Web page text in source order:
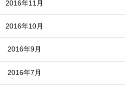
2016年11月
2016年10月
2016年9月
2016年7月